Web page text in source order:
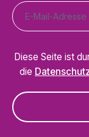
Diese Seite ist
die